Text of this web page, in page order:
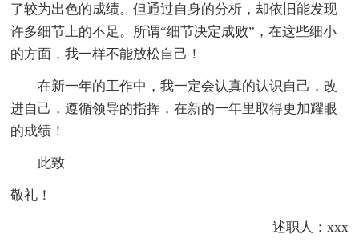
了较为出色的成绩。但通过自身的分析，却依旧能发现
许多细节上的不足。所谓“细节决定成败”，在这些细小
的方面，我一样不能放松自己！
在新一年的工作中，我一定会认真的认识自己，改
进自己，遵循领导的指挥，在新的一年里取得更加耀眼
的成绩！
此致
敬礼！
述职人：xxx